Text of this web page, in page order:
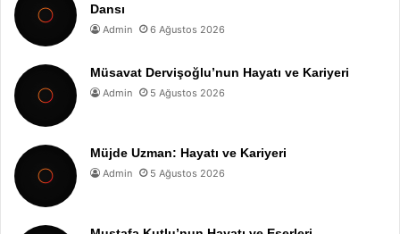
Dansı
Admin 6 Ağustos 2026
Müsavat Dervişoğlu’nun Hayatı ve Kariyeri
Admin 5 Ağustos 2026
Müjde Uzman: Hayatı ve Kariyeri
Admin 5 Ağustos 2026